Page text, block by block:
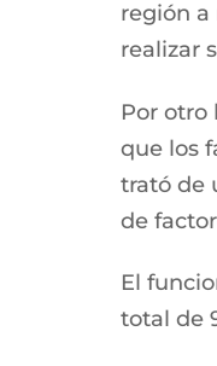
región a
realizar
Por otro
que los
trató de
de
El
total de